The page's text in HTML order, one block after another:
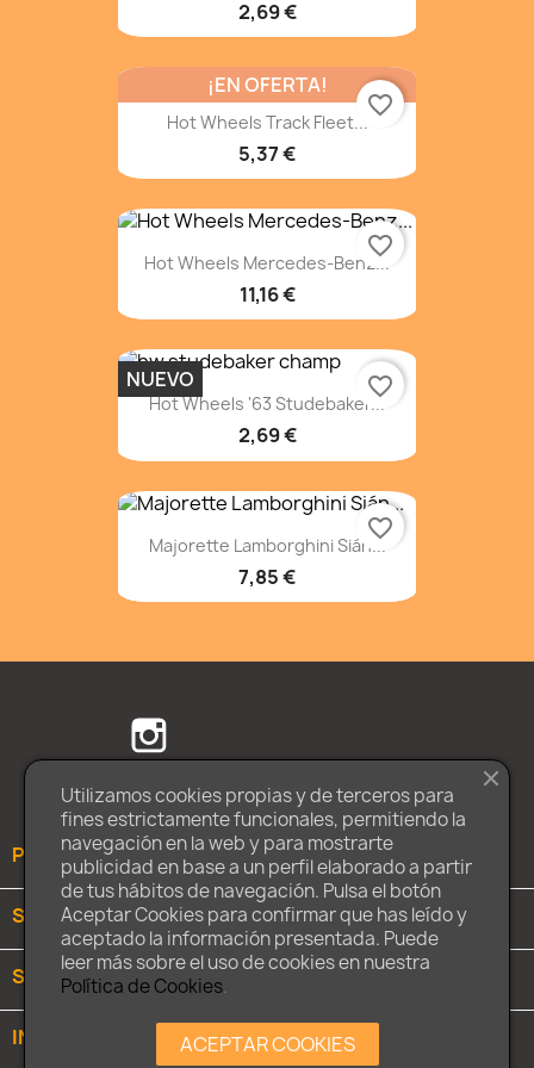
2,69 €
Hot Wheels Track Fleet...
5,37 €
¡EN OFERTA!
favorite_border
Hot Wheels Mercedes-Benz...
11,16 €
favorite_border
Hot Wheels '63 Studebaker...
2,69 €
NUEVO favorite_border
Majorette Lamborghini Sián...
7,85 €
favorite_border
Facebook
Twitter
PRODUCTOS
SOBRE NOSOTROS
SU CUENTA
INFORMACIÓN DE LA TIENDA
Utilizamos cookies propias y de terceros para
fines estrictamente funcionales, permitiendo la
navegación en la web y para mostrarte
publicidad en base a un perfil elaborado a partir
de tus hábitos de navegación. Pulsa el botón
Aceptar Cookies para confirmar que has leído y
aceptado la información presentada. Puede
leer más sobre el uso de cookies en nuestra
Política de Cookies.
ACEPTAR COOKIES